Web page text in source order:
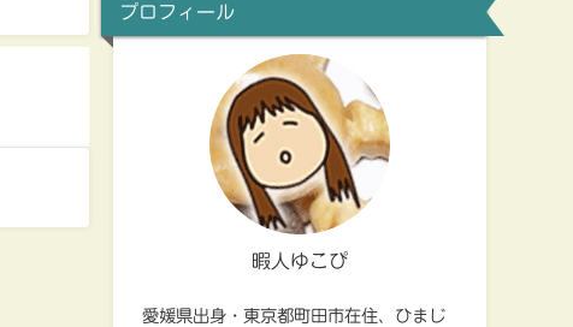
プロフィール
暇人ゆこぴ
愛媛県出身・東京都町田市在住、ひまじ